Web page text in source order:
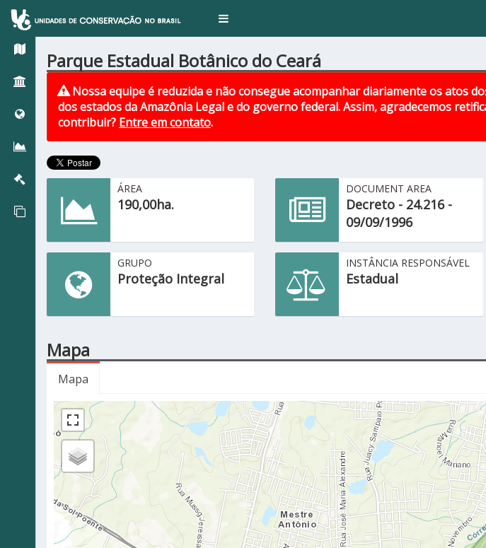
Toggle
Parque Estadual Botânico do Ceará
Nossa equipe é reduzida e não consegue acompanhar diariamente os atos
dos estados da Amazônia Legal e do governo federal. Assim, agradecemos
contribuir? Entre em contato.
ÁREA
190,00ha.
DOCUMENT AREA
Decreto - 24.216 -
09/09/1996
GRUPO
Proteção Integral
INSTÂNCIA RESPONSÁVEL
Estadual
Mapa
Mapa